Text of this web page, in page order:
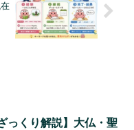
っくり解説】大仏・聖